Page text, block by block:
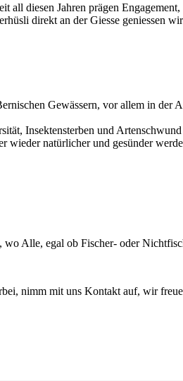
diesen Jahren prägen
direkt an der Giesse geniessen
Gewässern, vor allem in der
Insektensterben und
wieder natürlicher und gesünder
wo Alle, egal ob Fischer- oder
nimm mit uns Kontakt auf, wir